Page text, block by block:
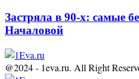
Застряла в 90-х: самые
Началовой
@2024 - 1eva.ru. All Right